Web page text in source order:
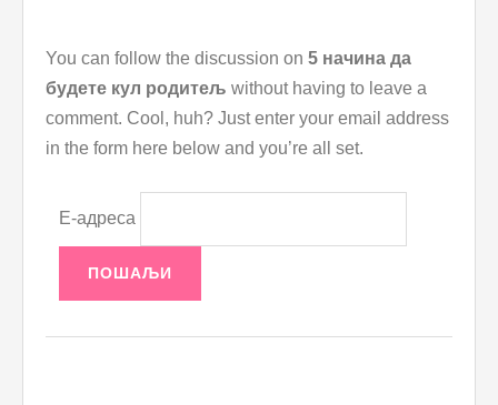
You can follow the discussion on 5 начина да
будете кул родитељ without having to leave a
comment. Cool, huh? Just enter your email address
in the form here below and you’re all set.
Е-адреса